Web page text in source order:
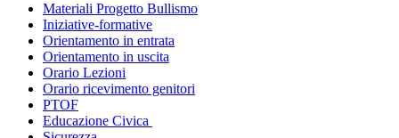
Materiali Progetto Bullismo
Iniziative-formative
Orientamento in entrata
Orientamento in uscita
Orario Lezioni
Orario ricevimento genitori
PTOF
Educazione Civica